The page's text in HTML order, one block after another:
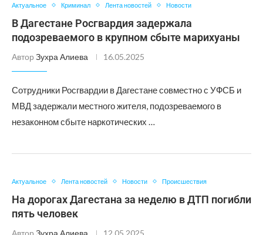
Актуальное Криминал Лента новостей Новости
В Дагестане Росгвардия задержала
подозреваемого в крупном сбыте марихуаны
Автор Зухра Алиева 16.05.2025
Сотрудники Росгвардии в Дагестане совместно с УФСБ и
МВД задержали местного жителя, подозреваемого в
незаконном сбыте наркотических …
Актуальное Лента новостей Новости Происшествия
На дорогах Дагестана за неделю в ДТП погибли
пять человек
Автор Зухра Алиева 12.05.2025